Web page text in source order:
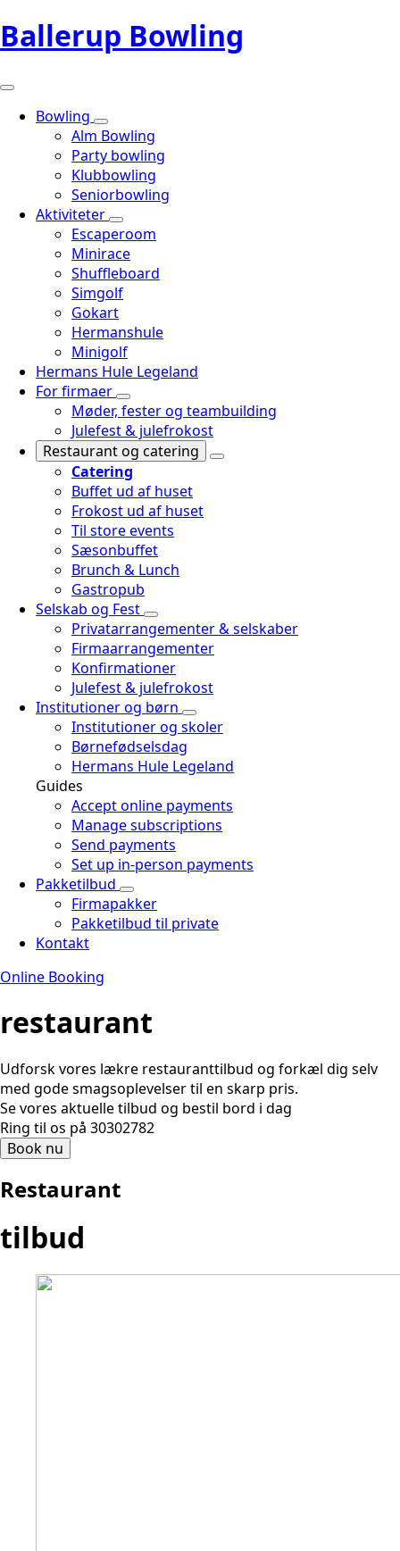
Ballerup Bowling
Bowling
Alm Bowling
Party bowling
Klubbowling
Seniorbowling
Aktiviteter
Escaperoom
Minirace
Shuffleboard
Simgolf
Gokart
Hermanshule
Minigolf
Hermans Hule Legeland
For firmaer
Møder, fester og teambuilding
Julefest & julefrokost
Restaurant og catering
Catering
Buffet ud af huset
Frokost ud af huset
Til store events
Sæsonbuffet
Brunch & Lunch
Gastropub
Selskab og Fest
Privatarrangementer & selskaber
Firmaarrangementer
Konfirmationer
Julefest & julefrokost
Institutioner og børn
Institutioner og skoler
Børnefødselsdag
Hermans Hule Legeland
Guides
Accept online payments
Manage subscriptions
Send payments
Set up in-person payments
Pakketilbud
Firmapakker
Pakketilbud til private
Kontakt
Online Booking
restaurant
Udforsk vores lækre restauranttilbud og forkæl dig selv
med gode smagsoplevelser til en skarp pris.
Se vores aktuelle tilbud og bestil bord i dag
Ring til os på 30302782
Book nu
Restaurant
tilbud